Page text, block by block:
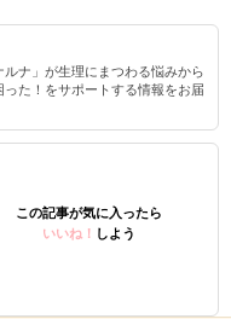
ナ」が生理にまつわる悩みから
た！をサポートする情報をお届
この記事が気に入ったら
いいね！ しよう